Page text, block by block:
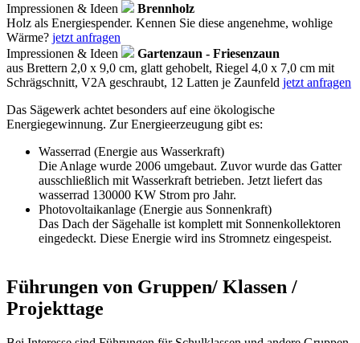
Impressionen & Ideen
Brennholz
Holz als Energiespender. Kennen Sie diese angenehme, wohlige
Wärme? jetzt anfragen
Impressionen & Ideen
Gartenzaun - Friesenzaun
aus Brettern 2,0 x 9,0 cm, glatt gehobelt, Riegel 4,0 x 7,0 cm mit
Schrägschnitt, V2A geschraubt, 12 Latten je Zaunfeld jetzt anfragen
Das Sägewerk achtet besonders auf eine ökologische
Energiegewinnung. Zur Energieerzeugung gibt es:
Wasserrad (Energie aus Wasserkraft)
Die Anlage wurde 2006 umgebaut. Zuvor wurde das Gatter
ausschließlich mit Wasserkraft betrieben. Jetzt liefert das
wasserrad 130000 KW Strom pro Jahr.
Photovoltaikanlage (Energie aus Sonnenkraft)
Das Dach der Sägehalle ist komplett mit Sonnenkollektoren
eingedeckt. Diese Energie wird ins Stromnetz eingespeist.
Führungen von Gruppen/ Klassen /
Projekttage